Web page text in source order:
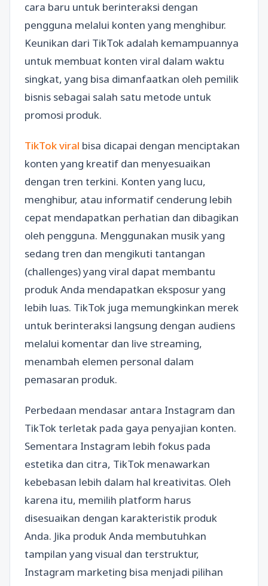
cara baru untuk berinteraksi dengan
pengguna melalui konten yang menghibur.
Keunikan dari TikTok adalah kemampuannya
untuk membuat konten viral dalam waktu
singkat, yang bisa dimanfaatkan oleh pemilik
bisnis sebagai salah satu metode untuk
promosi produk.
TikTok viral bisa dicapai dengan menciptakan
konten yang kreatif dan menyesuaikan
dengan tren terkini. Konten yang lucu,
menghibur, atau informatif cenderung lebih
cepat mendapatkan perhatian dan dibagikan
oleh pengguna. Menggunakan musik yang
sedang tren dan mengikuti tantangan
(challenges) yang viral dapat membantu
produk Anda mendapatkan eksposur yang
lebih luas. TikTok juga memungkinkan merek
untuk berinteraksi langsung dengan audiens
melalui komentar dan live streaming,
menambah elemen personal dalam
pemasaran produk.
Perbedaan mendasar antara Instagram dan
TikTok terletak pada gaya penyajian konten.
Sementara Instagram lebih fokus pada
estetika dan citra, TikTok menawarkan
kebebasan lebih dalam hal kreativitas. Oleh
karena itu, memilih platform harus
disesuaikan dengan karakteristik produk
Anda. Jika produk Anda membutuhkan
tampilan yang visual dan terstruktur,
Instagram marketing bisa menjadi pilihan